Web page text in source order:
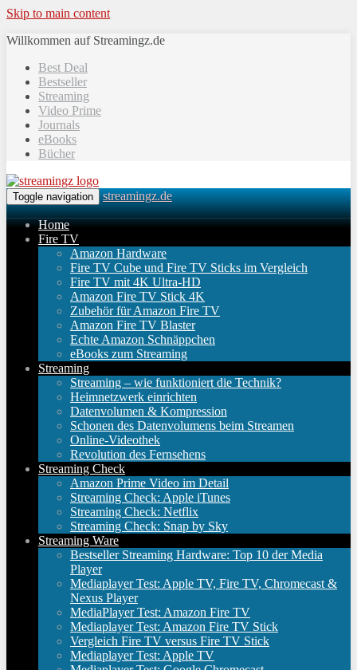
Skip to main content
Willkommen auf Streamingz.de
Best Deal
Bestseller
Streaming
Video Prime
Journals
eBooks
Bücher
Toggle navigation streamingz.de
Home
Fire TV
Amazon Hardware
Fire TV Cube und Fire TV Sticks im Vergleich
Fire TV mit 4K Ultra-HD
Amazon Fire TV Stick 4K
Zubehör für Amazon Fire TV
Amazon Fire TV Blaster
Echte Amazon Schnäppchen
eBooks zum Streaming
Streaming
Streaming – wie funktioniert die Technik?
Heimnetzwerk einrichten
Datenvolumen & Kompression
Schonen des Datenvolumens beim Streamen
Online-Videothek
Revolution des Fernsehens
Streaming Check
Amazon Prime Video im Detail
Streaming Check: Apple iTunes
Streaming Check: Netflix
Streaming Check: Snap by Sky
Streaming Ware
Bestseller Streaming Hardware: Top 10 der Media
Player
Mediaplayer Test: Apple TV, Fire TV, Chromecast &
Nexus Player
MediaPlayer Test: Amazon Fire TV
Mediaplayer Test: Amazon Fire TV Stick
Vergleich Fire TV versus Fire TV Stick
Mediaplayer Test: Apple TV